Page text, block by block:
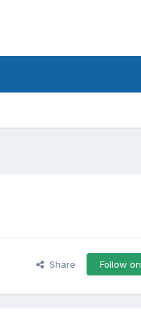
Share Follow on